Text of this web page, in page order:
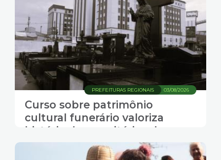
03/08/2026
PREFEITURAS REGIONAIS
Curso sobre patrimônio
cultural funerário valoriza
história dos cemitérios de
Santos